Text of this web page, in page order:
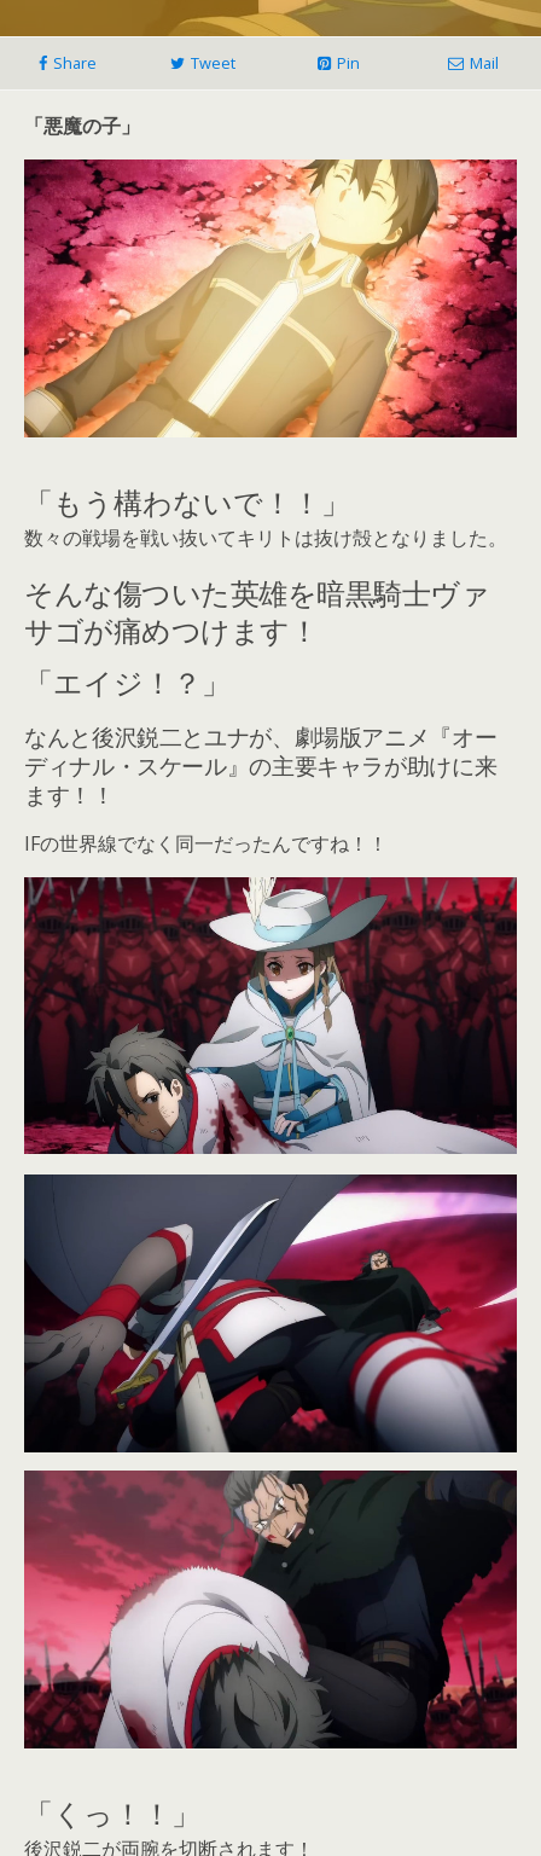
Share Tweet Pin Mail
「悪魔の子」
「もう構わないで！！」
数々の戦場を戦い抜いてキリトは抜け殻となりました。
そんな傷ついた英雄を暗黒騎士ヴァ
サゴが痛めつけます！
「エイジ！？」
なんと後沢鋭二とユナが、劇場版アニメ『オー
ディナル・スケール』の主要キャラが助けに来
ます！！
IFの世界線でなく同一だったんですね！！
「くっ！！」
後沢鋭二が両腕を切断されます！